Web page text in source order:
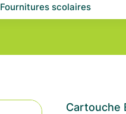
Fournitures scolaires
Cartouche